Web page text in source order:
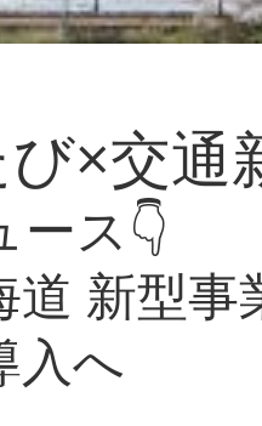
×交通
ス👇
道 新型
入へ